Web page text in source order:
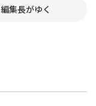
編集長がゆく